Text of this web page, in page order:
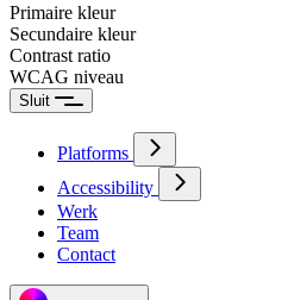
Primaire kleur
Secundaire kleur
Contrast ratio
WCAG niveau
Sluit
Platforms
Accessibility
Werk
Team
Contact